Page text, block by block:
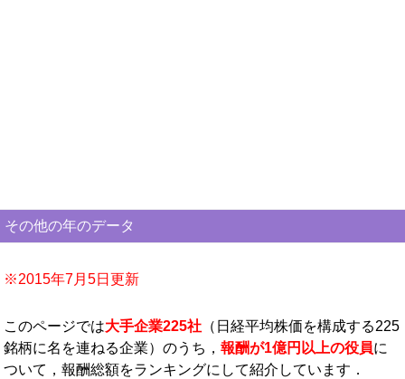
その他の年のデータ
※2015年7月5日更新
このページでは大手企業225社 （日経平均株価を構成する225
銘柄に名を連ねる企業）のうち， 報酬が1億円以上の役員に
ついて，報酬総額をランキングにして紹介しています．